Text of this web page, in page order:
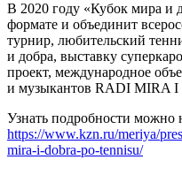
В 2020 году «Кубок мира и
формате и объединит
турнир, любительский
и добра, выставку
проект, международное
и музыкантов RADI MIRA
Узнать подробности можно
https://www.kzn.ru/meriya/
mira-i-dobra-po-tennisu/